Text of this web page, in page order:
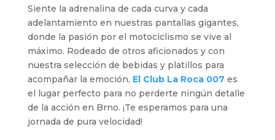
Siente la adrenalina de cada curva y cada
adelantamiento en nuestras pantallas gigantes,
donde la pasión por el motociclismo se vive al
máximo. Rodeado de otros aficionados y con
nuestra selección de bebidas y platillos para
acompañar la emoción, El Club La Roca 007 es
el lugar perfecto para no perderte ningún detalle
de la acción en Brno. ¡Te esperamos para una
jornada de pura velocidad!